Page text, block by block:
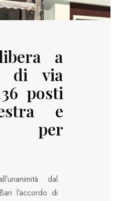
a
di via
posti
e
per
dal
l’accordo di